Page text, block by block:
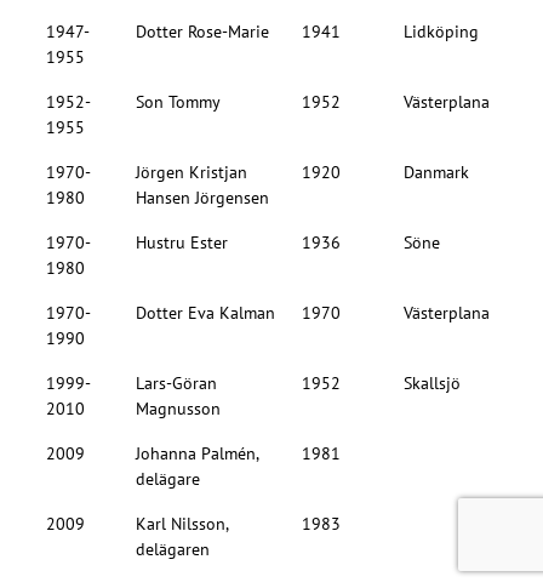
1947-
1955
Dotter Rose-Marie 1941 Lidköping
1952-
1955
Son Tommy 1952 Västerplana
1970-
1980
Jörgen Kristjan
Hansen Jörgensen
1920 Danmark
1970-
1980
Hustru Ester 1936 Söne
1970-
1990
Dotter Eva Kalman 1970 Västerplana
1999-
2010
Lars-Göran
Magnusson
1952 Skallsjö
2009
Johanna Palmén,
delägare
1981
2009
Karl Nilsson,
delägaren
1983